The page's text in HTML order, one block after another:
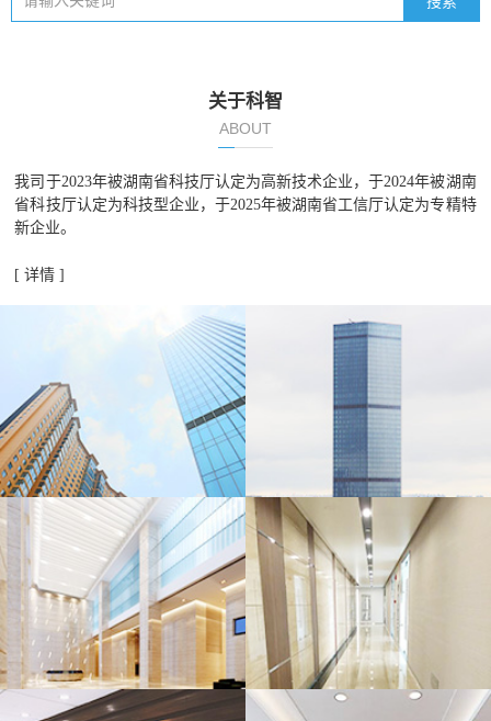
关于科智
ABOUT
我司于2023年被湖南省科技厅认定为高新技术企业，于2024年被湖南
省科技厅认定为科技型企业，于2025年被湖南省工信厅认定为专精特
新企业。
[ 详情 ]